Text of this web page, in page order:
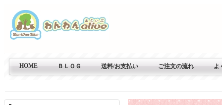
HOME ＢＬＯＧ 送料/お支払い ご注文の流れ よ